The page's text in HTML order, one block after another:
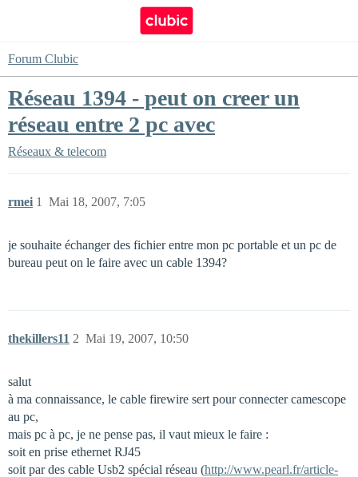
Forum Clubic
Réseau 1394 - peut on creer un
réseau entre 2 pc avec
Réseaux & telecom
rmei Mai 18, 2007, 7:05
1
je souhaite échanger des fichier entre mon pc portable et un pc de
bureau peut on le faire avec un cable 1394?
thekillers11 Mai 19, 2007, 10:50
2
salut
à ma connaissance, le cable firewire sert pour connecter camescope
au pc,
mais pc à pc, je ne pense pas, il vaut mieux le faire :
soit en prise ethernet RJ45
soit par des cable Usb2 spécial réseau (http://www.pearl.fr/article-